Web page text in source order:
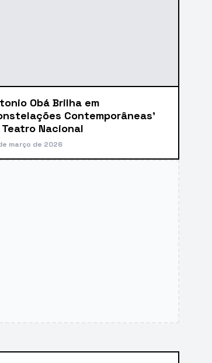
Obá Brilha em
Contemporâneas’
Teatro Nacional
março de 2026